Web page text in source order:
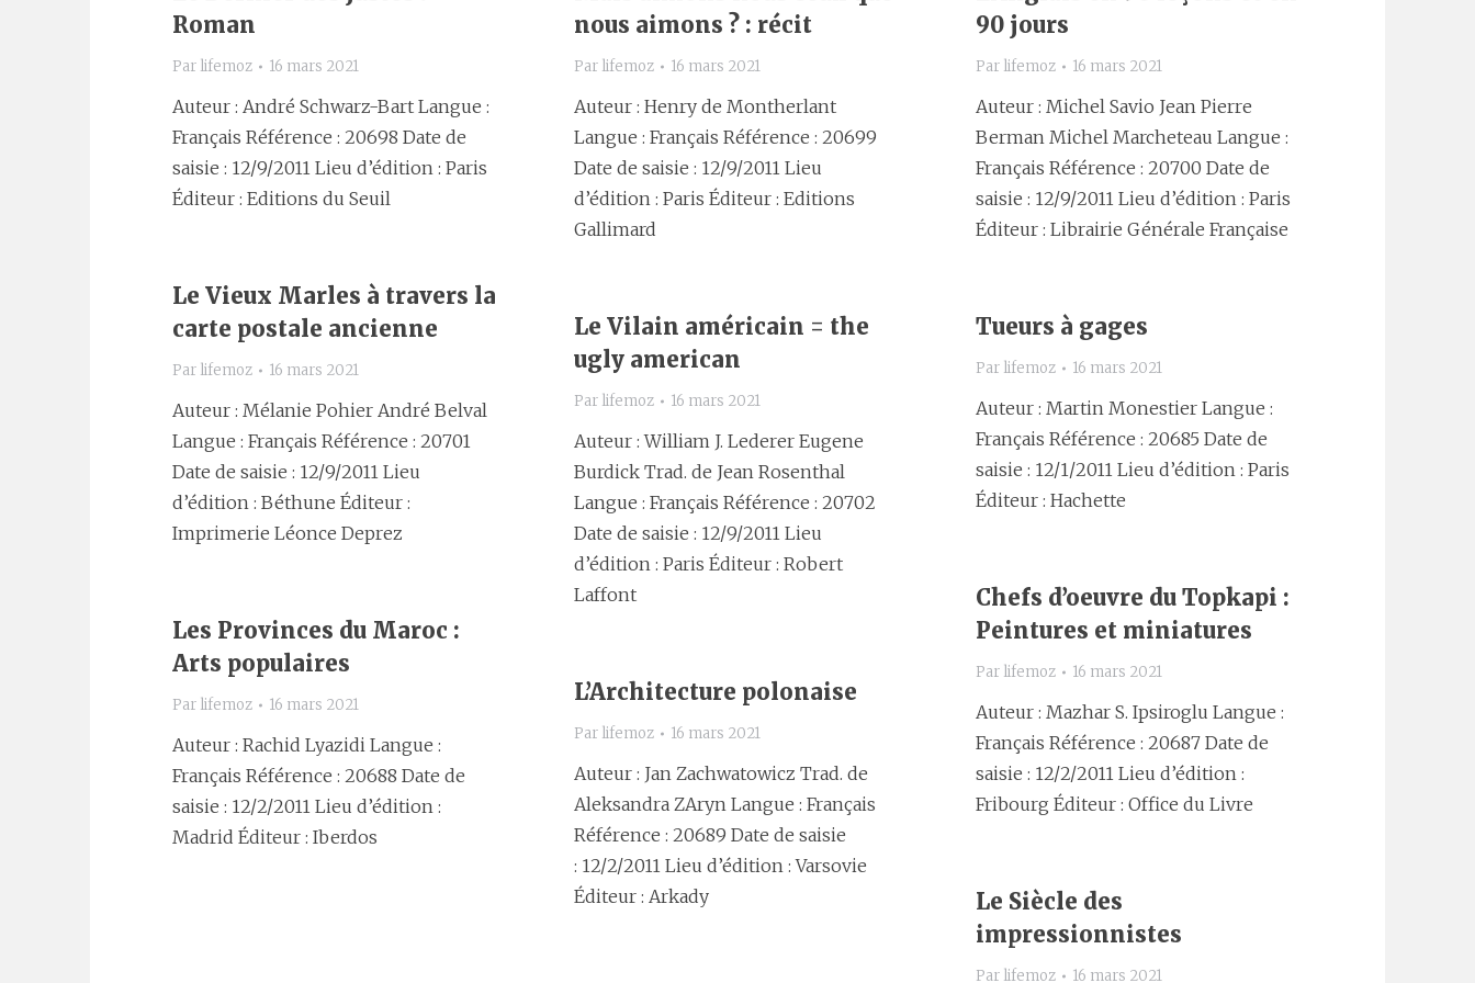
Roman
Par lifemoz 16 mars 2021
Auteur : André Schwarz-Bart Langue :
Français Référence : 20698 Date de
saisie : 12/9/2011 Lieu d’édition : Paris
Éditeur : Editions du Seuil
nous aimons ? : récit
Par lifemoz 16 mars 2021
Auteur : Henry de Montherlant
Langue : Français Référence : 20699
Date de saisie : 12/9/2011 Lieu
d’édition : Paris Éditeur : Editions
Gallimard
90 jours
Par lifemoz 16 mars 2021
Auteur : Michel Savio Jean Pierre
Berman Michel Marcheteau Langue :
Français Référence : 20700 Date de
saisie : 12/9/2011 Lieu d’édition : Paris
Éditeur : Librairie Générale Française
Le Vieux Marles à travers la
carte postale ancienne
Par lifemoz 16 mars 2021
Auteur : Mélanie Pohier André Belval
Langue : Français Référence : 20701
Date de saisie : 12/9/2011 Lieu
d’édition : Béthune Éditeur :
Imprimerie Léonce Deprez
Le Vilain américain = the
ugly american
Par lifemoz 16 mars 2021
Auteur : William J. Lederer Eugene
Burdick Trad. de Jean Rosenthal
Langue : Français Référence : 20702
Date de saisie : 12/9/2011 Lieu
d’édition : Paris Éditeur : Robert
Laffont
Tueurs à gages
Par lifemoz 16 mars 2021
Auteur : Martin Monestier Langue :
Français Référence : 20685 Date de
saisie : 12/1/2011 Lieu d’édition : Paris
Éditeur : Hachette
Chefs d’oeuvre du Topkapi :
Peintures et miniatures
Par lifemoz 16 mars 2021
Auteur : Mazhar S. Ipsiroglu Langue :
Français Référence : 20687 Date de
saisie : 12/2/2011 Lieu d’édition :
Fribourg Éditeur : Office du Livre
Les Provinces du Maroc :
Arts populaires
Par lifemoz 16 mars 2021
Auteur : Rachid Lyazidi Langue :
Français Référence : 20688 Date de
saisie : 12/2/2011 Lieu d’édition :
Madrid Éditeur : Iberdos
L’Architecture polonaise
Par lifemoz 16 mars 2021
Auteur : Jan Zachwatowicz Trad. de
Aleksandra ZAryn Langue : Français
Référence : 20689 Date de saisie
: 12/2/2011 Lieu d’édition : Varsovie
Éditeur : Arkady
Le Siècle des
impressionnistes
Par lifemoz 16 mars 2021